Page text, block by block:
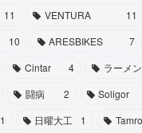
11 VENTURA 11
10 ARESBIKES 7
Cintar 4 ラーメン
闘病 2 Soligor
1 日曜大工 1